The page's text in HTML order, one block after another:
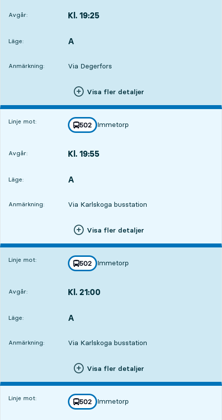
Avgår: Kl. 19:25
Läge:
LÄGE, A
,
Anmärkning: Via Degerfors
Visa fler detaljer
Linje mot: linje
502
mot
Immetorp
,
Avgår: Kl. 19:55
Läge:
LÄGE, A
,
Anmärkning: Via Karlskoga busstation
Visa fler detaljer
Linje mot: linje
502
mot
Immetorp
,
Avgår: Kl. 21:00
Läge:
LÄGE, A
,
Anmärkning: Via Karlskoga busstation
Visa fler detaljer
Linje mot: linje
502
mot
Immetorp
,